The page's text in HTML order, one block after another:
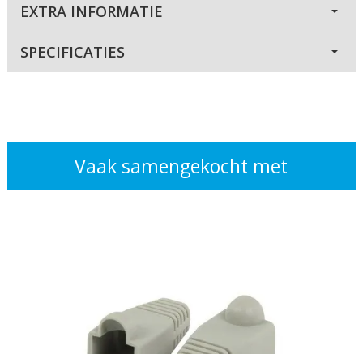
Vaak samengekocht met
EXTRA INFORMATIE
SPECIFICATIES